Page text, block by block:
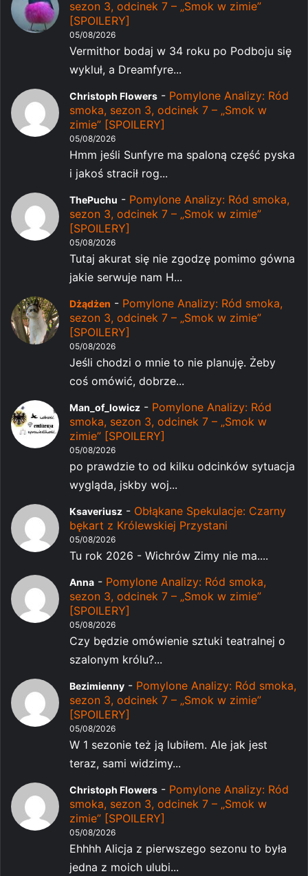
sezon 3, odcinek 7 – „Smok w zimie”
[SPOILERY]
05/08/2026
Vermithor bodaj w 34 roku po Podboju się
wykluł, a Dreamfyre...
Christoph Flowers - Pomylone Analizy: Ród
smoka, sezon 3, odcinek 7 – „Smok w
zimie” [SPOILERY]
05/08/2026
Hmm jeśli Sunfyre ma spaloną część pyska
i jakoś stracił rog...
ThePuchu - Pomylone Analizy: Ród smoka,
sezon 3, odcinek 7 – „Smok w zimie”
[SPOILERY]
05/08/2026
Tutaj akurat się nie zgodzę pomimo gówna
jakie serwuje nam H...
Dżądżen - Pomylone Analizy: Ród smoka,
sezon 3, odcinek 7 – „Smok w zimie”
[SPOILERY]
05/08/2026
Jeśli chodzi o mnie to nie planuję. Żeby
coś omówić, dobrze...
Man_of_lowicz - Pomylone Analizy: Ród
smoka, sezon 3, odcinek 7 – „Smok w
zimie” [SPOILERY]
05/08/2026
po prawdzie to od kilku odcinków sytuacja
wygląda, jskby woj...
Ksaveriusz - Obłąkane Spekulacje: Czarny
bękart z Królewskiej Przystani
05/08/2026
Tu rok 2026 - Wichrów Zimy nie ma....
Anna - Pomylone Analizy: Ród smoka,
sezon 3, odcinek 7 – „Smok w zimie”
[SPOILERY]
05/08/2026
Czy będzie omówienie sztuki teatralnej o
szalonym królu?...
Bezimienny - Pomylone Analizy: Ród smoka,
sezon 3, odcinek 7 – „Smok w zimie”
[SPOILERY]
05/08/2026
W 1 sezonie też ją lubiłem. Ale jak jest
teraz, sami widzimy...
Christoph Flowers - Pomylone Analizy: Ród
smoka, sezon 3, odcinek 7 – „Smok w
zimie” [SPOILERY]
05/08/2026
Ehhhh Alicja z pierwszego sezonu to była
jedna z moich ulubi...